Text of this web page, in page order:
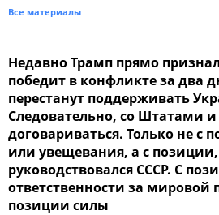
Все материалы
Недавно Трамп прямо
победит в конфликте за два
перестанут поддерживать
Следовательно, со Штатами
договариваться. Только не с
или увещевания, а с
руководствовался СССР. С
ответственности за мировой
позиции силы